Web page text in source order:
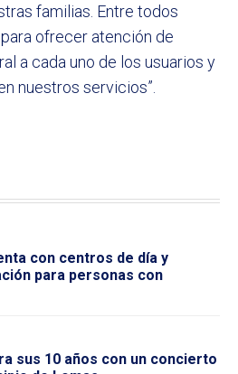
familias. Entre todos
ofrecer atención de
a cada uno de los usuarios y
nuestros servicios”.
con centros de día y
para personas con
sus 10 años con un concierto